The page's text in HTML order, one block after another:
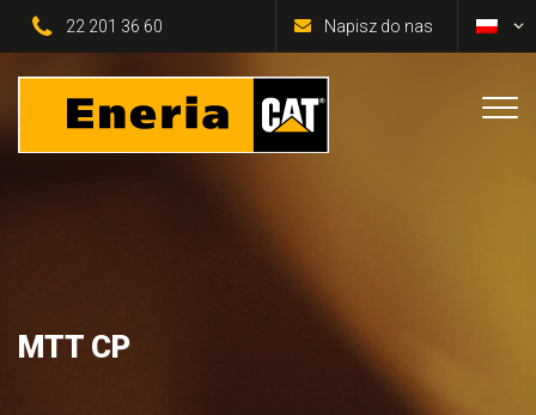
22 201 36 60 Napisz do nas
MTT CP